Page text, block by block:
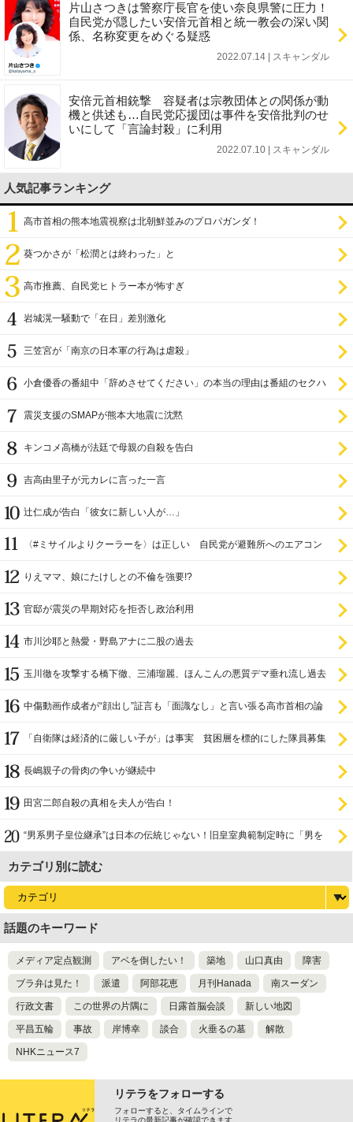
片山さつきは警察庁長官を使い奈良県警に圧力！
自民党が隠したい安倍元首相と統一教会の深い関
係、名称変更をめぐる疑惑
2022.07.14 | スキャンダル
安倍元首相銃撃 容疑者は宗教団体との関係が動
機と供述も…自民党応援団は事件を安倍批判のせ
いにして「言論封殺」に利用
2022.07.10 | スキャンダル
人気記事ランキング
高市首相の熊本地震視察は北朝鮮並みのプロパガンダ！
葵つかさが「松潤とは終わった」と
高市推薦、自民党ヒトラー本が怖すぎ
岩城滉一騒動で「在日」差別激化
三笠宮が「南京の日本軍の行為は虐殺」
小倉優香の番組中「辞めさせてください」の本当の理由は番組のセクハ
震災支援のSMAPが熊本大地震に沈黙
キンコメ高橋が法廷で母親の自殺を告白
吉高由里子が元カレに言った一言
辻仁成が告白「彼女に新しい人が…」
〈#ミサイルよりクーラーを〉は正しい 自民党が避難所へのエアコン
りえママ、娘にたけしとの不倫を強要!?
官邸が震災の早期対応を拒否し政治利用
市川沙耶と熱愛・野島アナに二股の過去
玉川徹を攻撃する橋下徹、三浦瑠麗、ほんこんの悪質デマ垂れ流し過去
中傷動画作成者が“顔出し”証言も「面識なし」と言い張る高市首相の論
「自衛隊は経済的に厳しい子が」は事実 貧困層を標的にした隊員募集
長嶋親子の骨肉の争いが継続中
田宮二郎自殺の真相を夫人が告白！
“男系男子皇位継承”は日本の伝統じゃない！旧皇室典範制定時に「男を
尊び女を卑む」と
カテゴリ別に読む
話題のキーワード
メディア定点観測 アベを倒したい！ 築地 山口真由 障害
ブラ弁は見た！ 派遣 阿部花恵 月刊Hanada 南スーダン
行政文書 この世界の片隅に 日露首脳会談 新しい地図
平昌五輪 事故 岸博幸 談合 火垂るの墓 解散
NHKニュース7
リテラをフォローする
フォローすると、タイムラインで
リテラの最新記事が確認できます。